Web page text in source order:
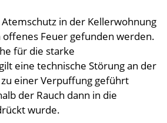
in der Kellerwohnung
Feuer gefunden werden.
für die starke
eine technische Störung an der
einer Verpuffung geführt
der Rauch dann in die
wurde.